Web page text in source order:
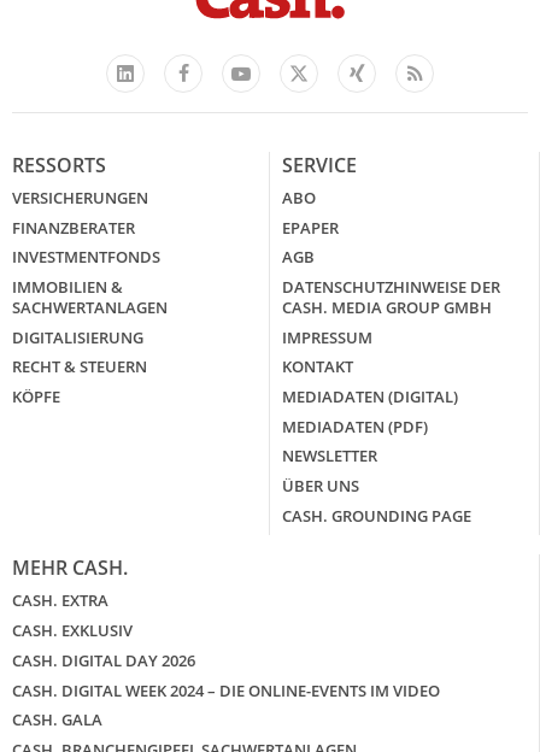
LinkedIn
FacebookYouTube
X
Xing Feed
RESSORTS
VERSICHERUNGEN
FINANZBERATER
INVESTMENTFONDS
IMMOBILIEN &
SACHWERTANLAGEN
DIGITALISIERUNG
RECHT & STEUERN
KÖPFE
SERVICE
ABO
EPAPER
AGB
DATENSCHUTZHINWEISE DER
CASH. MEDIA GROUP GMBH
IMPRESSUM
KONTAKT
MEDIADATEN (DIGITAL)
MEDIADATEN (PDF)
NEWSLETTER
ÜBER UNS
CASH. GROUNDING PAGE
MEHR CASH.
CASH. EXTRA
CASH. EXKLUSIV
CASH. DIGITAL DAY 2026
CASH. DIGITAL WEEK 2024 – DIE ONLINE-EVENTS IM VIDEO
CASH. GALA